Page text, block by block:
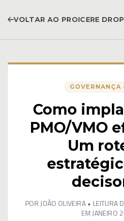
VOLTAR AO PROICERE
GOVERNANÇA
Como
PMO/VMO
Um
POR JOÃO OLIVEIRA • LEITURA
EM JANEIRO